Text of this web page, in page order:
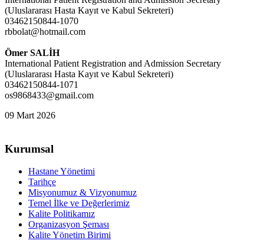
(Uluslararası Hasta Kayıt ve Kabul Sekreteri)
03462150844-1070
rbbolat@hotmail.com
Ömer SALİH
International Patient Registration and Admission Secretary
(Uluslararası Hasta Kayıt ve Kabul Sekreteri)
03462150844-1071
os9868433@gmail.com
09 Mart 2026
Kurumsal
Hastane Yönetimi
Tarihçe
Misyonumuz & Vizyonumuz
Temel İlke ve Değerlerimiz
Kalite Politikamız
Organizasyon Şeması
Kalite Yönetim Birimi